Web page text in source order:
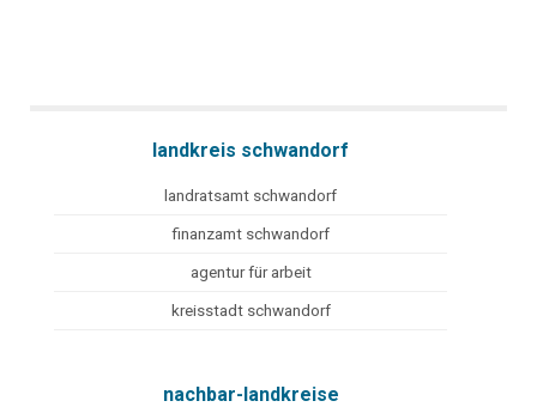
landkreis schwandorf
landratsamt schwandorf
finanzamt schwandorf
agentur für arbeit
kreisstadt schwandorf
nachbar-landkreise